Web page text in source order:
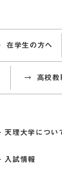
在学生の方へ
高校教
天理大学につい
入試情報